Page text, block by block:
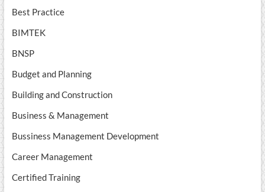
Best Practice
BIMTEK
BNSP
Budget and Planning
Building and Construction
Business & Management
Bussiness Management Development
Career Management
Certified Training